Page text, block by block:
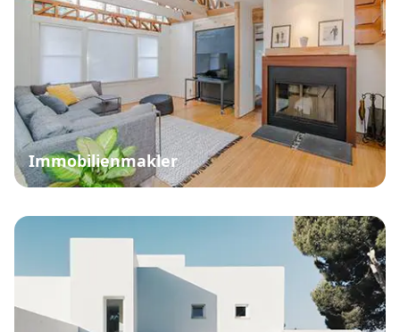
Immobilienmakler